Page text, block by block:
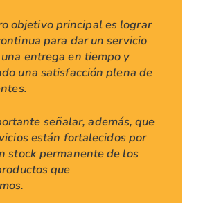
objetivo principal es lograr
para dar un servicio
entrega en tiempo y
una satisfacción plena de
señalar, además, que
están fortalecidos por
stock permanente de los
que